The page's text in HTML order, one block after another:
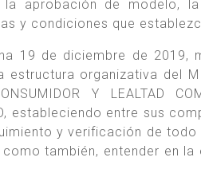
aprobación de modelo,
y condiciones que
19 de diciembre de 2019,
organizativa del
Y LEALTAD
estableciendo entre sus
y verificación de
también, entender en